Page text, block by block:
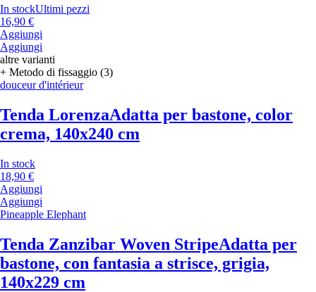
In stockUltimi pezzi
16,90 €
Aggiungi
Aggiungi
altre varianti
+ Metodo di fissaggio (3)
douceur d'intérieur
Tenda LorenzaAdatta per bastone, color
crema, 140x240 cm
In stock
18,90 €
Aggiungi
Aggiungi
Pineapple Elephant
Tenda Zanzibar Woven StripeAdatta per
bastone, con fantasia a strisce, grigia,
140x229 cm